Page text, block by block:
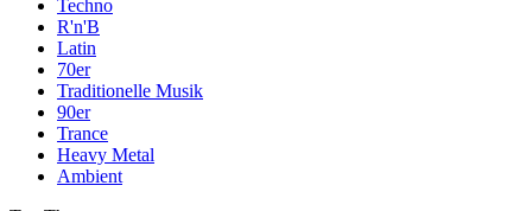
Techno
R'n'B
Latin
70er
Traditionelle Musik
90er
Trance
Heavy Metal
Ambient